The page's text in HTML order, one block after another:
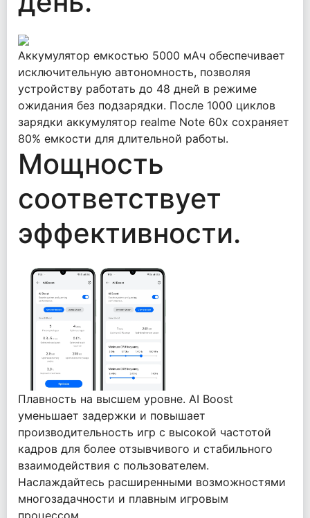
Аккумулятор емкостью 5000 мАч обеспечивает
исключительную автономность, позволяя
устройству работать до 48 дней в режиме
ожидания без подзарядки. После 1000 циклов
зарядки аккумулятор realme Note 60x сохраняет
80% емкости для длительной работы.
Мощность
соответствует
эффективности.
Плавность на высшем уровне. AI Boost
уменьшает задержки и повышает
производительность игр с высокой частотой
кадров для более отзывчивого и стабильного
взаимодействия с пользователем.
Наслаждайтесь расширенными возможностями
многозадачности и плавным игровым
процессом.